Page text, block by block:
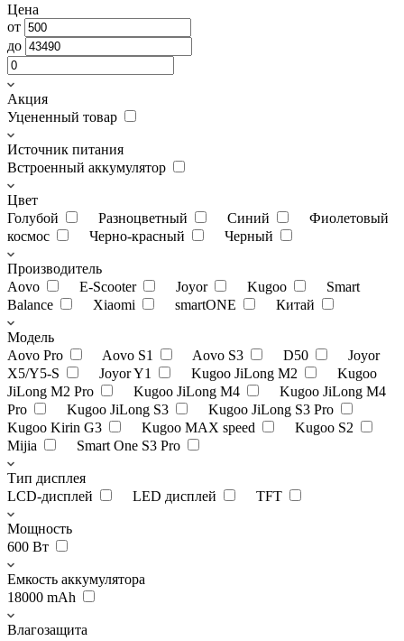
Цена
от
до
Акция
Уцененный товар
Источник питания
Встроенный аккумулятор
Цвет
Голубой
Разноцветный Синий
Фиолетовый
космос
Черно-красный Черный
Производитель
Aovo
E-Scooter Joyor Kugoo
Smart
Balance
Xiaomi smartONE Китай
Модель
Aovo Pro
Aovo S1 Aovo S3 D50
Joyor
X5/Y5-S
Joyor Y1 Kugoo JiLong M2
Kugoo
JiLong M2 Pro
Kugoo JiLong M4
Kugoo JiLong M4
Pro
Kugoo JiLong S3
Kugoo JiLong S3 Pro
Kugoo Kirin G3
Kugoo MAX speed
Kugoo S2
Mijia
Smart One S3 Pro
Тип дисплея
LCD-дисплей
LED дисплей TFT
Мощность
600 Вт
Емкость аккумулятора
18000 mAh
Влагозащита